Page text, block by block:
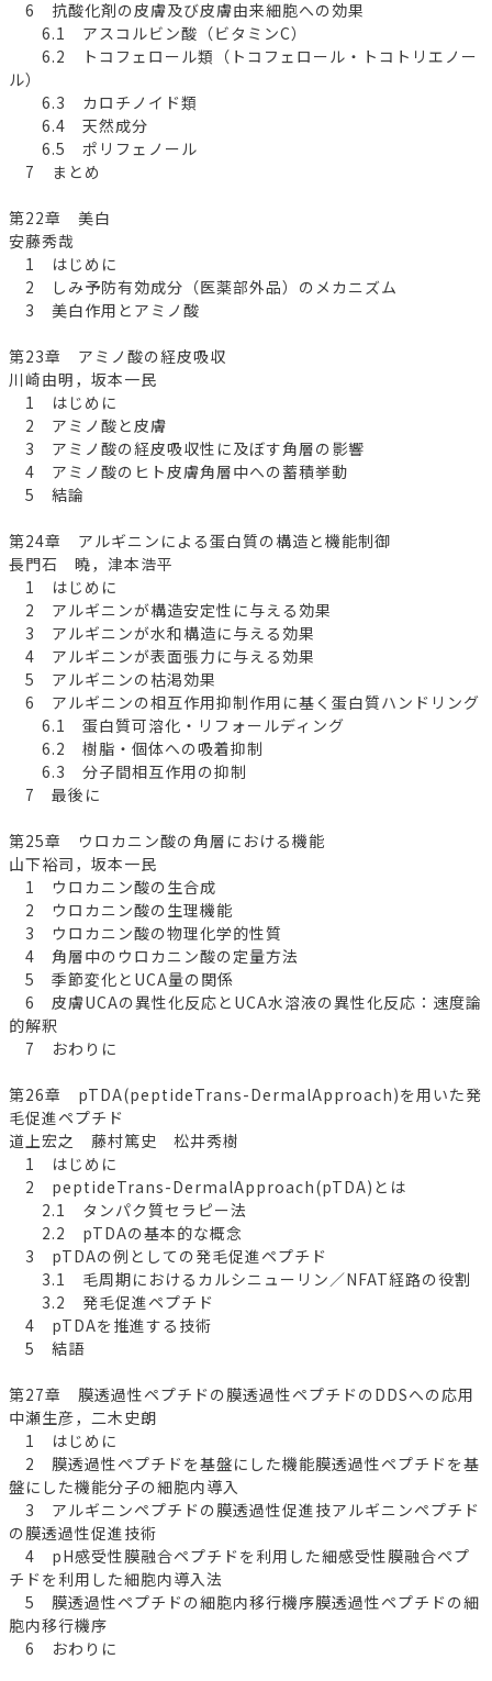
6 抗酸化剤の皮膚及び皮膚由来細胞への効果
6.1 アスコルビン酸（ビタミンC）
6.2 トコフェロール類（トコフェロール・トコトリエノー
ル）
6.3 カロチノイド類
6.4 天然成分
6.5 ポリフェノール
7 まとめ
第22章 美白
安藤秀哉
1 はじめに
2 しみ予防有効成分（医薬部外品）のメカニズム
3 美白作用とアミノ酸
第23章 アミノ酸の経皮吸収
川崎由明，坂本一民
1 はじめに
2 アミノ酸と皮膚
3 アミノ酸の経皮吸収性に及ぼす角層の影響
4 アミノ酸のヒト皮膚角層中への蓄積挙動
5 結論
第24章 アルギニンによる蛋白質の構造と機能制御
長門石 曉，津本浩平
1 はじめに
2 アルギニンが構造安定性に与える効果
3 アルギニンが水和構造に与える効果
4 アルギニンが表面張力に与える効果
5 アルギニンの枯渇効果
6 アルギニンの相互作用抑制作用に基く蛋白質ハンドリング
6.1 蛋白質可溶化・リフォールディング
6.2 樹脂・個体への吸着抑制
6.3 分子間相互作用の抑制
7 最後に
第25章 ウロカニン酸の角層における機能
山下裕司，坂本一民
1 ウロカニン酸の生合成
2 ウロカニン酸の生理機能
3 ウロカニン酸の物理化学的性質
4 角層中のウロカニン酸の定量方法
5 季節変化とUCA量の関係
6 皮膚UCAの異性化反応とUCA水溶液の異性化反応：速度論
的解釈
7 おわりに
第26章 pTDA(peptideTrans-DermalApproach)を用いた発
毛促進ペプチド
道上宏之 藤村篤史 松井秀樹
1 はじめに
2 peptideTrans-DermalApproach(pTDA)とは
2.1 タンパク質セラピー法
2.2 pTDAの基本的な概念
3 pTDAの例としての発毛促進ペプチド
3.1 毛周期におけるカルシニューリン／NFAT経路の役割
3.2 発毛促進ペプチド
4 pTDAを推進する技術
5 結語
第27章 膜透過性ペプチドの膜透過性ペプチドのDDSへの応用
中瀬生彦，二木史朗
1 はじめに
2 膜透過性ペプチドを基盤にした機能膜透過性ペプチドを基
盤にした機能分子の細胞内導入
3 アルギニンペプチドの膜透過性促進技アルギニンペプチド
の膜透過性促進技術
4 pH感受性膜融合ペプチドを利用した細感受性膜融合ペプ
チドを利用した細胞内導入法
5 膜透過性ペプチドの細胞内移行機序膜透過性ペプチドの細
胞内移行機序
6 おわりに